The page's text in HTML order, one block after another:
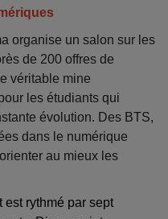
organise un salon sur les
de 200 offres de
véritable mine
les étudiants qui
évolution. Des BTS,
dans le numérique
au mieux les
est rythmé par sept